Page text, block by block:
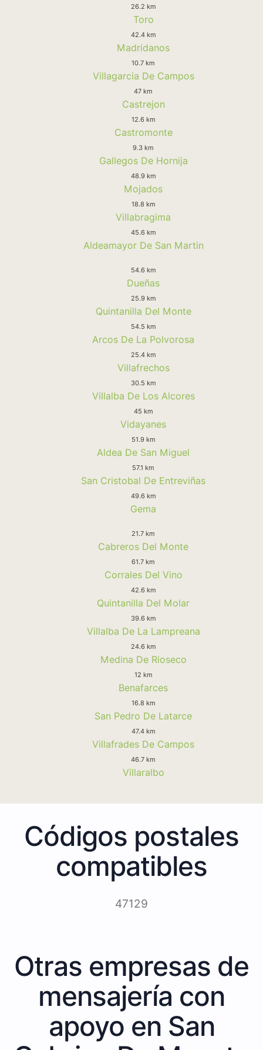
26.2 km
Toro
42.4 km
Madridanos
10.7 km
Villagarcia De Campos
47 km
Castrejon
12.6 km
Castromonte
9.3 km
Gallegos De Hornija
48.9 km
Mojados
18.8 km
Villabragima
45.6 km
Aldeamayor De San Martin
54.6 km
Dueñas
25.9 km
Quintanilla Del Monte
54.5 km
Arcos De La Polvorosa
25.4 km
Villafrechos
30.5 km
Villalba De Los Alcores
45 km
Vidayanes
51.9 km
Aldea De San Miguel
57.1 km
San Cristobal De Entreviñas
49.6 km
Gema
21.7 km
Cabreros Del Monte
61.7 km
Corrales Del Vino
42.6 km
Quintanilla Del Molar
39.6 km
Villalba De La Lampreana
24.6 km
Medina De Rioseco
12 km
Benafarces
16.8 km
San Pedro De Latarce
47.4 km
Villafrades De Campos
46.7 km
Villaralbo
Códigos postales
compatibles
47129
Otras empresas de
mensajería con
apoyo en San